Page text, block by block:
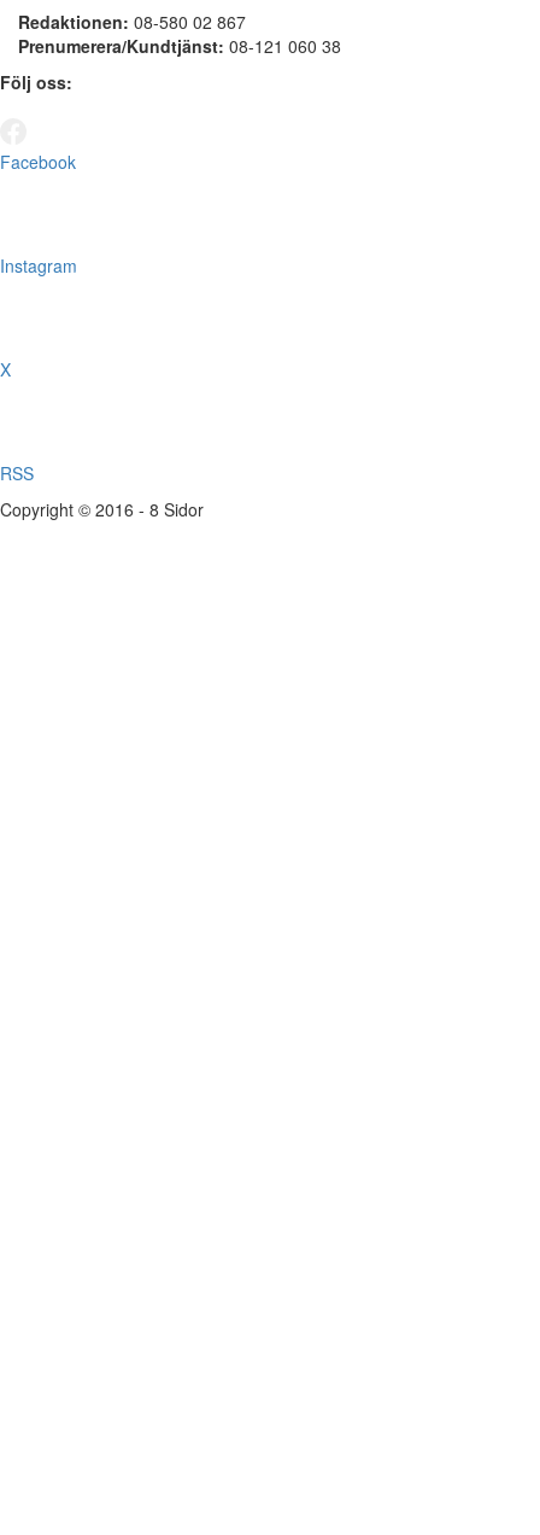
Redaktionen: 08-580 02 867
Prenumerera/Kundtjänst: 08-121 060 38
Följ oss:
Facebook
Instagram
X
RSS
Copyright © 2016 - 8 Sidor